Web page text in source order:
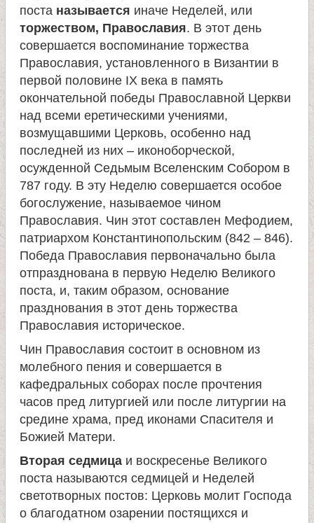
поста называется иначе Неделей, или
торжеством, Православия. В этот день
совершается воспоминание торжества
Православия, установленного в Византии в
первой половине IX века в память
окончательной победы Православной Церкви
над всеми еретическими учениями,
возмущавшими Церковь, особенно над
последней из них – иконоборческой,
осужденной Седьмым Вселенским Собором в
787 году. В эту Неделю совершается особое
богослужение, называемое чином
Православия. Чин этот составлен Мефодием,
патриархом Константинопольским (842 – 846).
Победа Православия первоначально была
отпразднована в первую Неделю Великого
поста, и, таким образом, основание
празднования в этот день торжества
Православия историческое.
Чин Православия состоит в основном из
молебного пения и совершается в
кафедральных соборах после прочтения
часов пред литургией или после литургии на
средине храма, пред иконами Спасителя и
Божией Матери.
Вторая седмица и воскресенье Великого
поста называются седмицей и Неделей
светотворных постов: Церковь молит Господа
о благодатном озарении постящихся и